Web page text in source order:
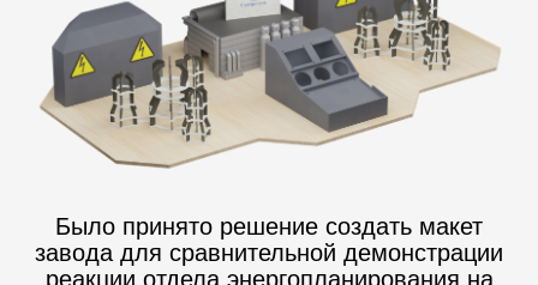
Было принято решение создать макет
завода для сравнительной демонстрации
реакции отдела энергопланирования на